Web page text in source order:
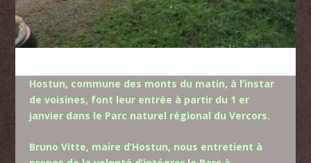
Hostun, commune des monts du matin, à l’instar
de voisines, font leur entrée à partir du 1 er
janvier dans le Parc naturel régional du Vercors.
Bruno Vitte, maire d’Hostun, nous entretient à